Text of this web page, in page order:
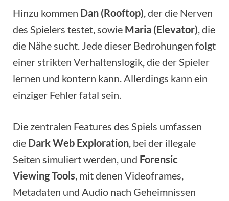
Hinzu kommen Dan (Rooftop), der die Nerven
des Spielers testet, sowie Maria (Elevator), die
die Nähe sucht. Jede dieser Bedrohungen folgt
einer strikten Verhaltenslogik, die der Spieler
lernen und kontern kann. Allerdings kann ein
einziger Fehler fatal sein.
Die zentralen Features des Spiels umfassen
die Dark Web Exploration, bei der illegale
Seiten simuliert werden, und Forensic
Viewing Tools, mit denen Videoframes,
Metadaten und Audio nach Geheimnissen